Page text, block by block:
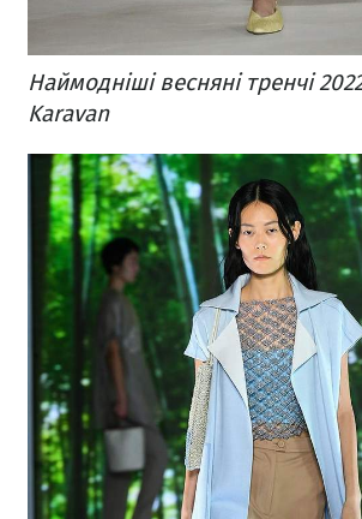
Наймодніші весняні тренчі
Karavan